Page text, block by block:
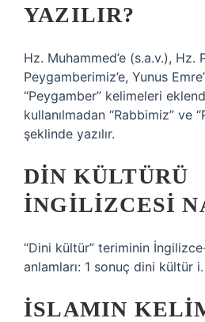
YAZILIR?
Hz. Muhammed’e (s.a.v.), Hz.
Peygamberimiz’e, Yunus
“Peygamber” kelimeleri
kullanılmadan “Rabbimiz” ve
şeklinde yazılır.
DIN KÜLTÜRÜ
INGILIZCESI
“Dini kültür” teriminin
anlamları: 1 sonuç dini kültür i.
İSLAMIN